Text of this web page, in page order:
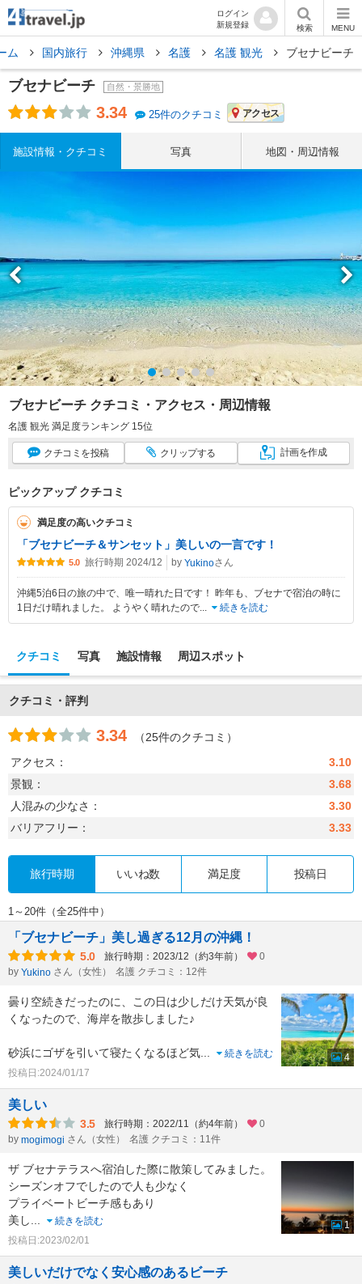
ログイン
新規登録
検索 MENU
ム 国内旅行 沖縄県 名護 名護 観光 ブセナビーチ
ブセナビーチ 自然・景勝地
3.34 25件のクチコミ アクセス
施設情報・クチコミ 写真 地図・周辺情報
ブセナビーチ クチコミ・アクセス・周辺情報
名護 観光 満足度ランキング 15位
クチコミ を投稿 クリップする 計画を作成
ピックアップ クチコミ
満足度の高いクチコミ
「ブセナビーチ＆サンセット」美しいの一言です！
5.0 旅行時期 2024/12 by Yukinoさん
沖縄5泊6日の旅の中で、唯一晴れた日です！ 昨年も、ブセナで宿泊の時に
1日だけ晴れました。 ようやく晴れたので... 続きを読む
クチコミ 写真 施設情報 周辺スポット
クチコミ・評判
3.34
（25件のクチコミ）
アクセス：
3.10
景観：
3.68
人混みの少なさ：
3.30
バリアフリー：
3.33
旅行時期 いいね数 満足度 投稿日
1～20件（全25件中）
「ブセナビーチ」美し過ぎる12月の沖縄！
5.0 旅行時期：2023/12（約3年前）
0
by Yukino さん（女性） 名護 クチコミ：12件
曇り空続きだったのに、この日は少しだけ天気が良
くなったので、海岸を散歩しました♪
砂浜にゴザを引いて寝たくなるほど気
続きを読む
投稿日:2024/01/17
4
美しい
3.5 旅行時期：2022/11（約4年前）
0
by mogimogi さん（女性） 名護 クチコミ：11件
ザ ブセナテラスへ宿泊した際に散策してみました。
シーズンオフでしたので人も少なく
プライベートビーチ感もあり
美し
続きを読む
投稿日:2023/02/01
1
美しいだけでなく安心感のあるビーチ